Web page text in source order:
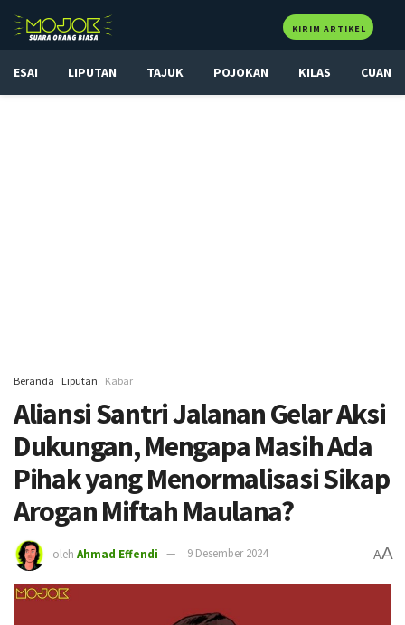
KIRIM ARTIKEL
ESAI LIPUTAN TAJUK POJOKAN KILAS CUAN
Beranda Liputan Kabar
Aliansi Santri Jalanan Gelar Aksi
Dukungan, Mengapa Masih Ada
Pihak yang Menormalisasi Sikap
Arogan Miftah Maulana?
oleh Ahmad Effendi 9 Desember 2024 AA